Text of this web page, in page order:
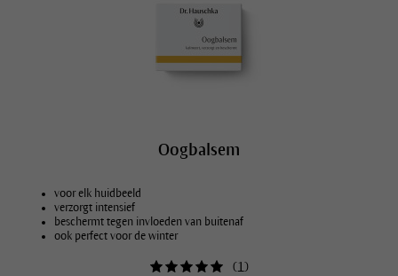
Oogbalsem
voor elk huidbeeld
verzorgt intensief
beschermt tegen invloeden van buitenaf
ook perfect voor de winter
(1)